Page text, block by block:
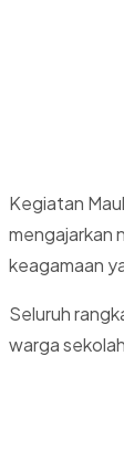
Kegiatan
mengajarkan
keagamaan
Seluruh
warga